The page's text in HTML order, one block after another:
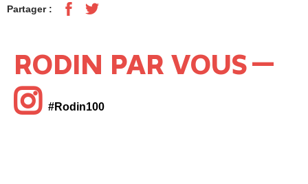
Partager :
RODIN PAR VOUS
#Rodin100